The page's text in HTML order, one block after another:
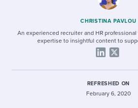
CHRISTINA PAVLOU
An experienced recruiter and HR
expertise to insightful content to
REFRESHED ON
February 6, 2020